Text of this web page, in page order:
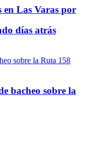
en Las Varas por
días atrás
bacheo sobre la